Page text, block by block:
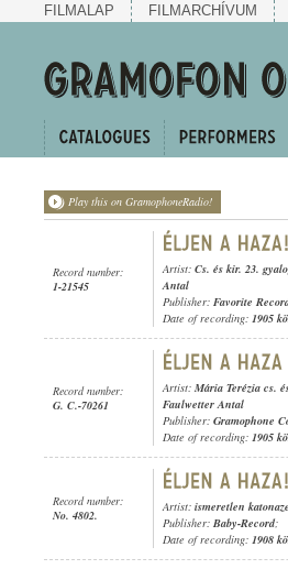
FILMALAP FILMARCHÍVUM
Play this on GramophoneRadio!
Record number:
1-21545
Artist: Cs. és kir. 23.
Antal
Publisher: Favorite
Date of recording: 1905
Record number:
G. C.-70261
Artist: Mária Terézia cs.
Faulwetter Antal
Publisher: Gramophone
Date of recording: 1905
Record number:
No. 4802.
Artist: ismeretlen
Publisher: Baby-Record;
Date of recording: 1908